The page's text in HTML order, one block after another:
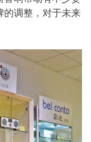
的调整，对于未来